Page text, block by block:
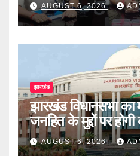
AUGUST 6, 2026
झारखंड
झारखंड विधानसभा
जनहित के मुद्दों पर
AUGUST 6, 2026